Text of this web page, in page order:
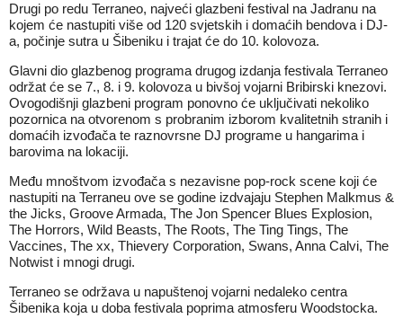
Drugi po redu Terraneo, najveći glazbeni festival na Jadranu na
kojem će nastupiti više od 120 svjetskih i domaćih bendova i DJ-
a, počinje sutra u Šibeniku i trajat će do 10. kolovoza.
Glavni dio glazbenog programa drugog izdanja festivala Terraneo
održat će se 7., 8. i 9. kolovoza u bivšoj vojarni Bribirski knezovi.
Ovogodišnji glazbeni program ponovno će uključivati nekoliko
pozornica na otvorenom s probranim izborom kvalitetnih stranih i
domaćih izvođača te raznovrsne DJ programe u hangarima i
barovima na lokaciji.
Među mnoštvom izvođača s nezavisne pop-rock scene koji će
nastupiti na Terraneu ove se godine izdvajaju Stephen Malkmus &
the Jicks, Groove Armada, The Jon Spencer Blues Explosion,
The Horrors, Wild Beasts, The Roots, The Ting Tings, The
Vaccines, The xx, Thievery Corporation, Swans, Anna Calvi, The
Notwist i mnogi drugi.
Terraneo se održava u napuštenoj vojarni nedaleko centra
Šibenika koja u doba festivala poprima atmosferu Woodstocka.